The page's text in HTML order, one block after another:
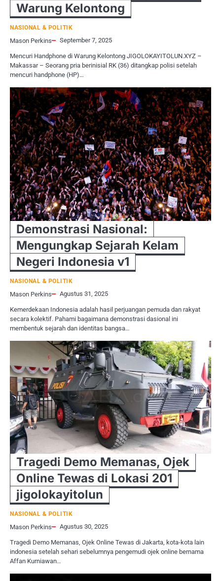
Warung Kelontong
NASIONAL & POLITIK
Mason Perkins September 7, 2025
Mencuri Handphone di Warung Kelontong JIGOLOKAYITOLUN.XYZ –
Makassar – Seorang pria berinisial RK (36) ditangkap polisi setelah
mencuri handphone (HP)…
Demonstrasi Nasional:
Mengungkap Sejarah Kelam
Negeri Indonesia v1
NASIONAL & POLITIK
Mason Perkins Agustus 31, 2025
Kemerdekaan Indonesia adalah hasil perjuangan pemuda dan rakyat
secara kolektif. Pahami bagaimana demonstrasi dasional ini
membentuk sejarah dan identitas bangsa…
Tragedi Demo Memanas, Ojek
Online Tewas di Lokasi 201
jigolokayitolun
NASIONAL & POLITIK
Mason Perkins Agustus 30, 2025
Tragedi Demo Memanas, Ojek Online Tewas di Jakarta, kota-kota lain
indonesia setelah sehari sebelumnya pengemudi ojek online bernama
Affan Kurniawan…